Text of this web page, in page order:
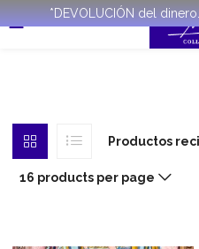
*DEVOLUCIÓN del
Productos
16 products per page